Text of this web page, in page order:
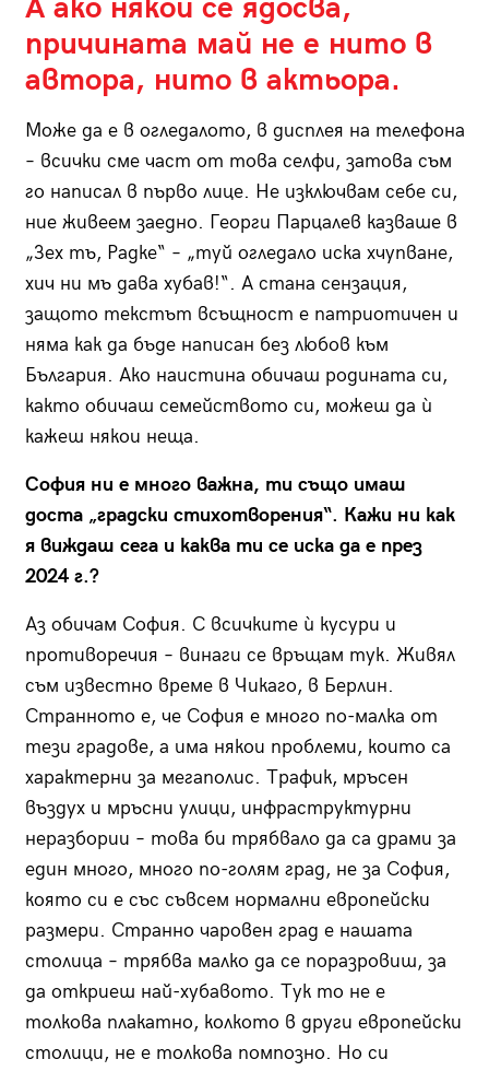
А ако някой се ядосва,
причината май не е нито в
автора, нито в актьора.
Може да е в огледалото, в дисплея на телефона
– всички сме част от това селфи, затова съм
го написал в първо лице. Не изключвам себе си,
ние живеем заедно. Георги Парцалев казваше в
„Зех тъ, Радке“ – „туй огледало иска хчупване,
хич ни мъ дава хубав!“. А стана сензация,
защото текстът всъщност е патриотичен и
няма как да бъде написан без любов към
България. Ако наистина обичаш родината си,
както обичаш семейството си, можеш да ѝ
кажеш някои неща.
София ни е много важна, ти също имаш
доста „градски стихотворения“. Кажи ни как
я виждаш сега и каква ти се иска да е през
2024 г.?
Аз обичам София. С всичките ѝ кусури и
противоречия – винаги се връщам тук. Живял
съм известно време в Чикаго, в Берлин.
Странното е, че София е много по-малка от
тези градове, а има някои проблеми, които са
характерни за мегаполис. Трафик, мръсен
въздух и мръсни улици, инфраструктурни
неразбории – това би трябвало да са драми за
един много, много по-голям град, не за София,
която си е със съвсем нормални европейски
размери. Странно чаровен град е нашата
столица – трябва малко да се поразровиш, за
да откриеш най-хубавото. Тук то не е
толкова плакатно, колкото в други европейски
столици, не е толкова помпозно. Но си